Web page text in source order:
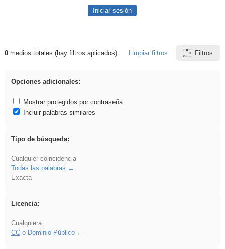
Iniciar sesión
Resultados de: ies_galileo_galilei
0medios totales (hay filtros aplicados) Limpiar filtros Filtros
Opciones adicionales:
Mostrar protegidos por contraseña
Incluir palabras similares
Tipo de búsqueda:
Cualquier coincidencia
Todas las palabras
Exacta
Licencia:
Cualquiera
CCo Dominio Público